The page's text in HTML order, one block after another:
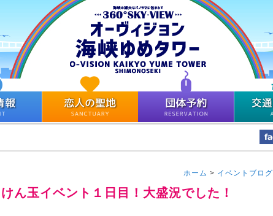
ホーム > イベントブログ
けん玉イベント１日目！大盛況でした！